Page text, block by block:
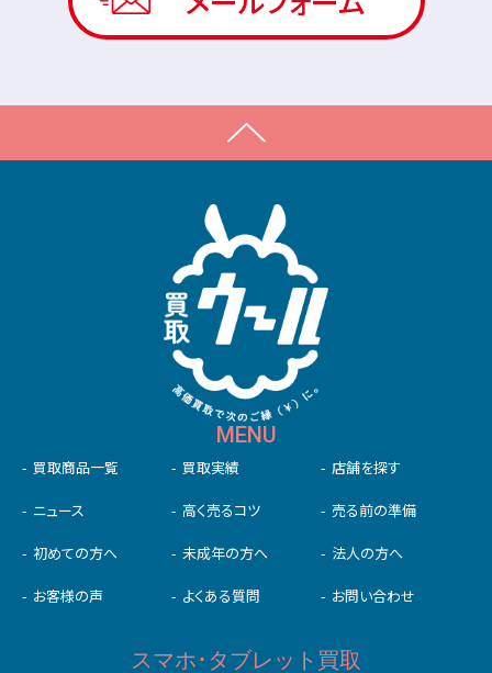
MENU
買取商品一覧 買取実績 店舗を探す
ニュース 高く売るコツ 売る前の準備
初めての⽅へ 未成年の⽅へ 法人の方へ
お客様の声 よくある質問 お問い合わせ
スマホ･タブレット買取